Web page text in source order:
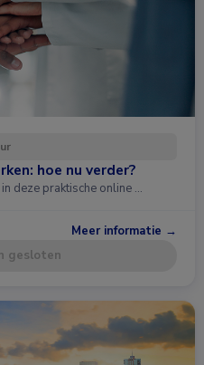
hoe nu verder?
deze praktische online …
Meer informatie →
gesloten